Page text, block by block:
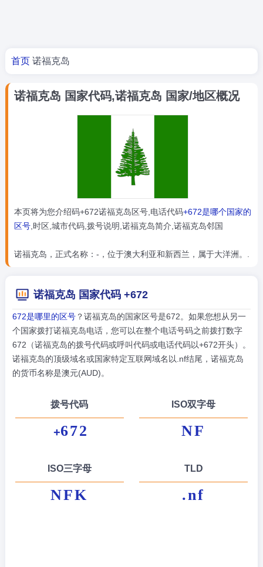
您的位置
首页 诺福克岛
诺福克岛 国家代码,诺福克岛 国家/地区概况
本页将为您介绍码+672诺福克岛区号,电话代码+672是哪个国家的
区号,时区,城市代码,拨号说明,诺福克岛简介,诺福克岛邻国
诺福克岛，正式名称：-，位于澳大利亚和新西兰，属于大洋洲。.
诺福克岛 国家代码 +672
672是哪里的区号？诺福克岛的国家区号是672。如果您想从另一
个国家拨打诺福克岛电话，您可以在整个电话号码之前拨打数字
672（诺福克岛的拨号代码或呼叫代码或电话代码以+672开头）。
诺福克岛的顶级域名或国家特定互联网域名以.nf结尾，诺福克岛
的货币名称是澳元(AUD)。
拨号代码
+672
ISO双字母
NF
ISO三字母
NFK
TLD
.nf